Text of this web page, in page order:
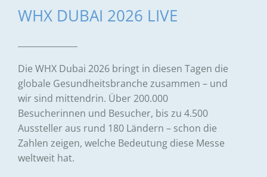
WHX DUBAI 2026 LIVE
Die WHX Dubai 2026 bringt in diesen Tagen die
globale Gesundheitsbranche zusammen – und
wir sind mittendrin. Über 200.000
Besucherinnen und Besucher, bis zu 4.500
Aussteller aus rund 180 Ländern – schon die
Zahlen zeigen, welche Bedeutung diese Messe
weltweit hat.